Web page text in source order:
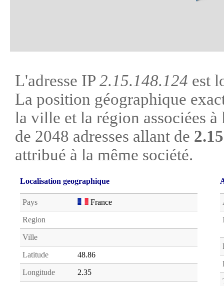
L'adresse IP 2.15.148.124 est
La position géographique
la ville et la région associées
de 2048 adresses allant de
attribué à la même société.
Localisation geographique
Pays France
Region
Ville
Latitude 48.86
Longitude 2.35